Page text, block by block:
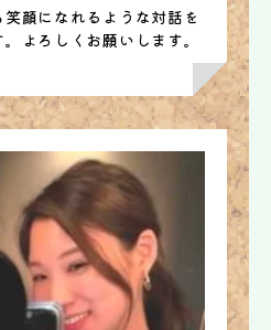
顔になれるような対話を
よろしくお願いします。